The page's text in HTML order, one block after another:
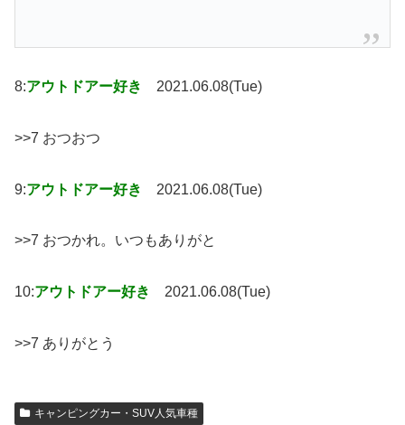
8:アウトドアー好き 2021.06.08(Tue)
>>7 おつおつ
9:アウトドアー好き 2021.06.08(Tue)
>>7 おつかれ。いつもありがと
10:アウトドアー好き 2021.06.08(Tue)
>>7 ありがとう
キャンピングカー・SUV人気車種